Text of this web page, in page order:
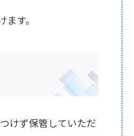
す。
けず保管していただ